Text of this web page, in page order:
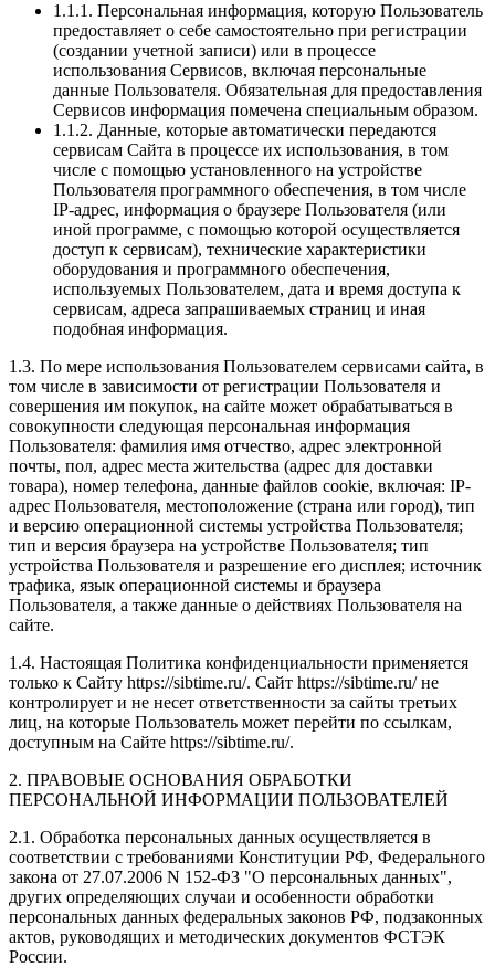
1.1.1. Персональная информация, которую Пользователь
предоставляет о себе самостоятельно при регистрации
(создании учетной записи) или в процессе
использования Сервисов, включая персональные
данные Пользователя. Обязательная для предоставления
Сервисов информация помечена специальным образом.
1.1.2. Данные, которые автоматически передаются
сервисам Сайта в процессе их использования, в том
числе с помощью установленного на устройстве
Пользователя программного обеспечения, в том числе
IP-адрес, информация о браузере Пользователя (или
иной программе, с помощью которой осуществляется
доступ к сервисам), технические характеристики
оборудования и программного обеспечения,
используемых Пользователем, дата и время доступа к
сервисам, адреса запрашиваемых страниц и иная
подобная информация.
1.3. По мере использования Пользователем сервисами сайта, в
том числе в зависимости от регистрации Пользователя и
совершения им покупок, на сайте может обрабатываться в
совокупности следующая персональная информация
Пользователя: фамилия имя отчество, адрес электронной
почты, пол, адрес места жительства (адрес для доставки
товара), номер телефона, данные файлов cookie, включая: IP-
адрес Пользователя, местоположение (страна или город), тип
и версию операционной системы устройства Пользователя;
тип и версия браузера на устройстве Пользователя; тип
устройства Пользователя и разрешение его дисплея; источник
трафика, язык операционной системы и браузера
Пользователя, а также данные о действиях Пользователя на
сайте.
1.4. Настоящая Политика конфиденциальности применяется
только к Сайту https://sibtime.ru/. Сайт https://sibtime.ru/ не
контролирует и не несет ответственности за сайты третьих
лиц, на которые Пользователь может перейти по ссылкам,
доступным на Сайте https://sibtime.ru/.
2. ПРАВОВЫЕ ОСНОВАНИЯ ОБРАБОТКИ
ПЕРСОНАЛЬНОЙ ИНФОРМАЦИИ ПОЛЬЗОВАТЕЛЕЙ
2.1. Обработка персональных данных осуществляется в
соответствии с требованиями Конституции РФ, Федерального
закона от 27.07.2006 N 152-ФЗ "О персональных данных",
других определяющих случаи и особенности обработки
персональных данных федеральных законов РФ, подзаконных
актов, руководящих и методических документов ФСТЭК
России.